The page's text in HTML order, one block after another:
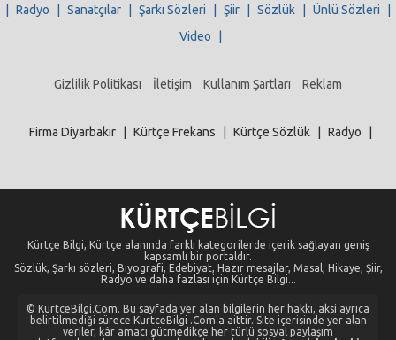
Radyo Sanatçılar Şarkı Sözleri Şiir Sözlük Ünlü Sözleri
Video
Gizlilik Politikası İletişim Kullanım Şartları Reklam
Firma Diyarbakır Kürtçe Frekans Kürtçe Sözlük Radyo
Kürtçe Bilgi, Kürtçe alanında farklı kategorilerde içerik sağlayan geniş
kapsamlı bir portaldır.
Sözlük, Şarkı sözleri, Biyografi, Edebiyat, Hazır mesajlar, Masal, Hikaye, Şiir,
Radyo ve daha fazlası için Kürtçe Bilgi...
© KurtceBilgi.Com. Bu sayfada yer alan bilgilerin her hakkı, aksi ayrıca
belirtilmediği sürece KurtceBilgi .Com'a aittir. Site içerisinde yer alan
veriler, kâr amacı gütmedikçe her türlü sosyal paylaşım